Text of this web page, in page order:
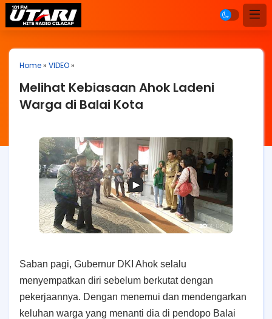
Home» VIDEO»
Melihat Kebiasaan Ahok Ladeni
Warga di Balai Kota
Saban pagi, Gubernur DKI Ahok selalu
menyempatkan diri sebelum berkutat dengan
pekerjaannya. Dengan menemui dan mendengarkan
keluhan warga yang menanti dia di pendopo Balai